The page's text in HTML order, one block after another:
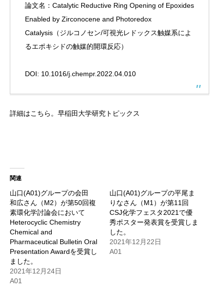
論文名： Catalytic Reductive Ring Opening of Epoxides
Enabled by Zirconocene and Photoredox
Catalysis （ジルコノセン/可視光レドックス触媒系によ
るエポキシドの触媒的開環反応）
DOI: 10.1016/j.chempr.2022.04.010
詳細はこちら。 早稲田大学研究トピックス
関連
山口(A01)グループの会田
和広さん（M2）が第50回複
素環化学討論会において
Heterocyclic Chemistry
Chemical and
Pharmaceutical Bulletin Oral
Presentation Awardを受賞し
ました。
2021年12月24日
A01
山口(A01)グループの平尾ま
りなさん（M1）が第11回
CSJ化学フェスタ2021で優
秀ポスター発表賞を受賞しま
した。
2021年12月22日
A01